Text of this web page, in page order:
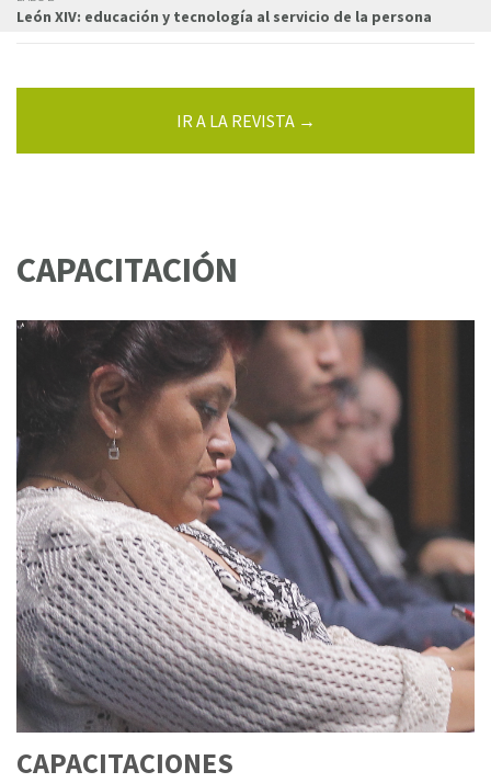
León XIV: educación y tecnología al servicio de la persona
IR A LA REVISTA →
CAPACITACIÓN
CAPACITACIONES